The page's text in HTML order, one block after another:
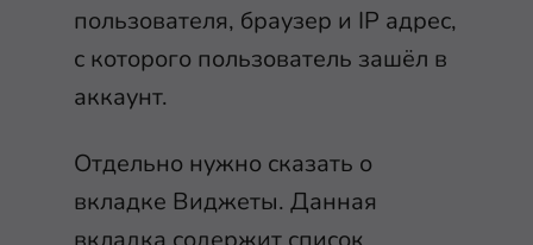
пользователя, браузер и IP адрес,
с которого пользователь зашёл в
аккаунт.
Отдельно нужно сказать о
вкладке Виджеты. Данная